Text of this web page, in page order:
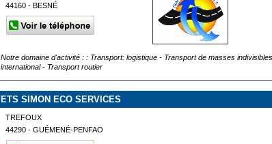
44160 - BESNÉ
Notre domaine d'activité : : Transport: logistique - Transport de masses
international - Transport routier
ETS SIMON ECO SERVICES
TREFOUX
44290 - GUÉMENÉ-PENFAO